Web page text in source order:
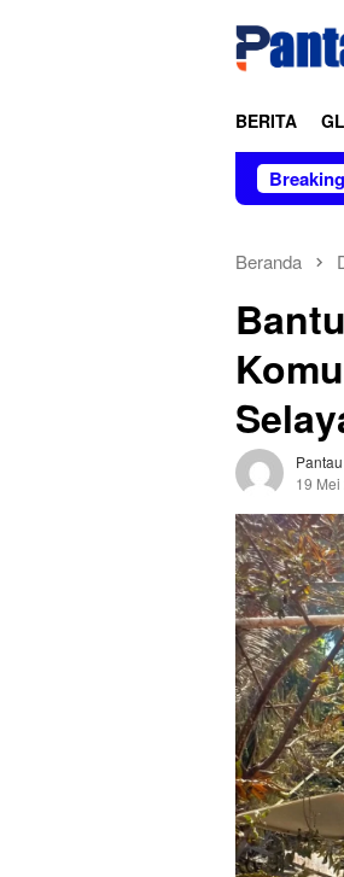
BERITA
Figur Bersih dan Tidak
Beranda
19